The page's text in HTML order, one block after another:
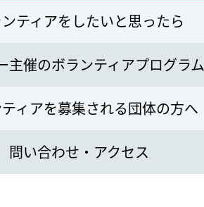
ティアをしたいと思ったら
主催のボランティアプログラム
ィアを募集される団体の方へ
問い合わせ・アクセス